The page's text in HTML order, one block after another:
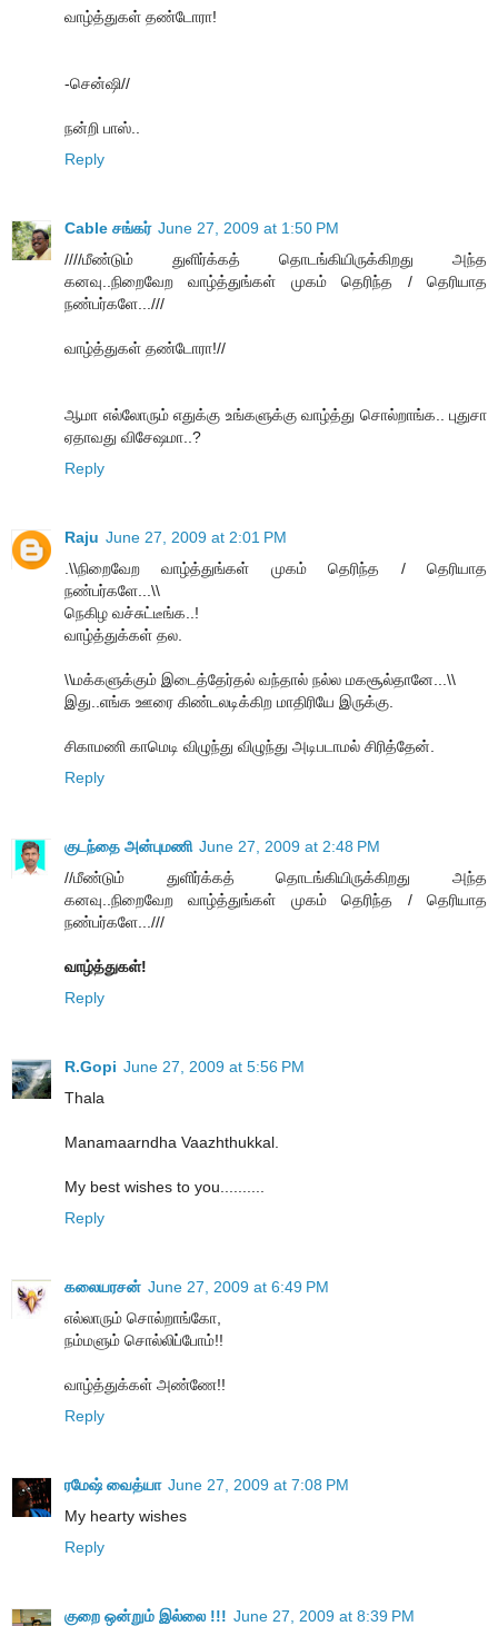
வாழ்த்துகள் தண்டோரா!
-சென்ஷி//
நன்றி பாஸ்..
Reply
Cable சங்கர் June 27, 2009 at 1:50 PM
////மீண்டும் துளிர்க்கத் தொடங்கியிருக்கிறது அந்த
கனவு..நிறைவேற வாழ்த்துங்கள் முகம் தெரிந்த / தெரியாத
நண்பர்களே...///
வாழ்த்துகள் தண்டோரா!//
ஆமா எல்லோரும் எதுக்கு உங்களுக்கு வாழ்த்து சொல்றாங்க.. புதுசா
ஏதாவது விசேஷமா..?
Reply
Raju June 27, 2009 at 2:01 PM
.\\நிறைவேற வாழ்த்துங்கள் முகம் தெரிந்த / தெரியாத
நண்பர்களே...\\
நெகிழ வச்சுட்டீங்க..!
வாழ்த்துக்கள் தல.
\\மக்களுக்கும் இடைத்தேர்தல் வந்தால் நல்ல மகசூல்தானே...\\
இது..எங்க ஊரை கிண்டலடிக்கிற மாதிரியே இருக்கு.
சிகாமணி காமெடி விழுந்து விழுந்து அடிபடாமல் சிரித்தேன்.
Reply
குடந்தை அன்புமணி June 27, 2009 at 2:48 PM
//மீண்டும் துளிர்க்கத் தொடங்கியிருக்கிறது அந்த
கனவு..நிறைவேற வாழ்த்துங்கள் முகம் தெரிந்த / தெரியாத
நண்பர்களே...///
வாழ்த்துகள்!
Reply
R.Gopi June 27, 2009 at 5:56 PM
Thala
Manamaarndha Vaazhthukkal.
My best wishes to you..........
Reply
கலையரசன் June 27, 2009 at 6:49 PM
எல்லாரும் சொல்றாங்கோ,
நம்மளும் சொல்லிப்போம்!!
வாழ்த்துக்கள் அண்ணே!!
Reply
ரமேஷ் வைத்யா June 27, 2009 at 7:08 PM
My hearty wishes
Reply
குறை ஒன்றும் இல்லை !!! June 27, 2009 at 8:39 PM